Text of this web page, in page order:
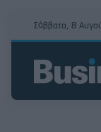
Σάββατο, 8